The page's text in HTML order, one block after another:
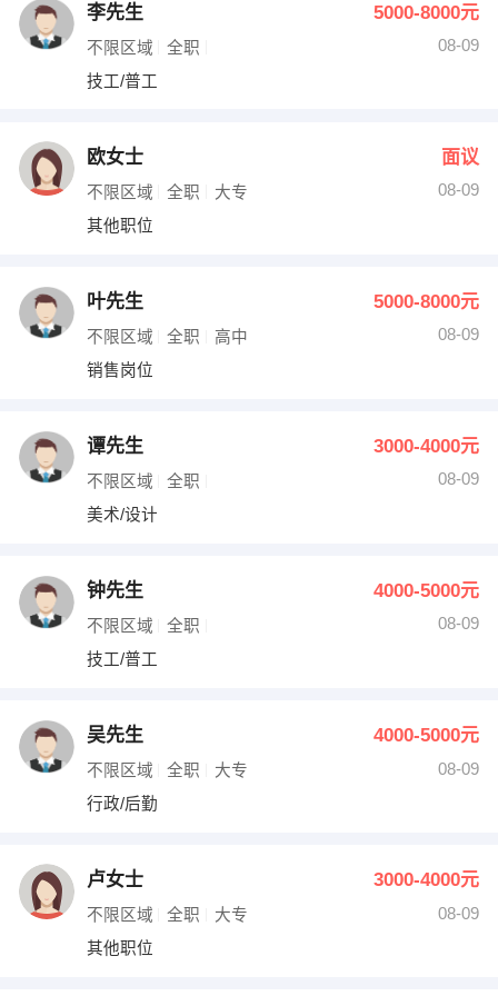
李先生 5000-8000元
不限区域 全职
08-09
技工/普工
欧女士 面议
不限区域 全职 大专
08-09
其他职位
叶先生 5000-8000元
不限区域 全职 高中
08-09
销售岗位
谭先生 3000-4000元
不限区域 全职
08-09
美术/设计
钟先生 4000-5000元
不限区域 全职
08-09
技工/普工
吴先生 4000-5000元
不限区域 全职 大专
08-09
行政/后勤
卢女士 3000-4000元
不限区域 全职 大专
08-09
其他职位